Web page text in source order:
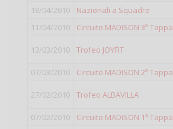
18/04/2010
Nazionali a Squadre
11/04/2010
Circuito MADISON 3ª Tappa
13/03/2010 Trofeo JOYFIT
07/03/2010 Circuito MADISON 2ª Tappa
27/02/2010 Trofeo ALBAVILLA
07/02/2010 Circuito MADISON 1ª Tappa